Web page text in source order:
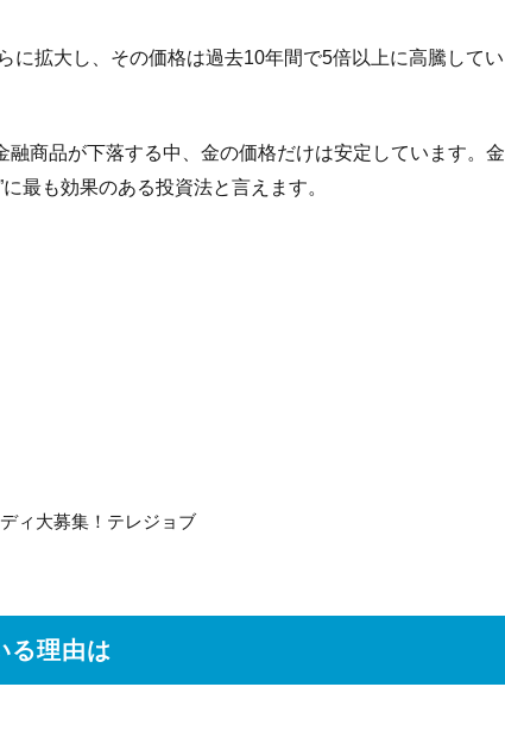
に拡大し、その価格は過去10年間で5倍以上に高騰してい
融商品が下落する中、金の価格だけは安定しています。金
最も効果のある投資法と言えます。
ィ大募集！テレジョブ
る理由は